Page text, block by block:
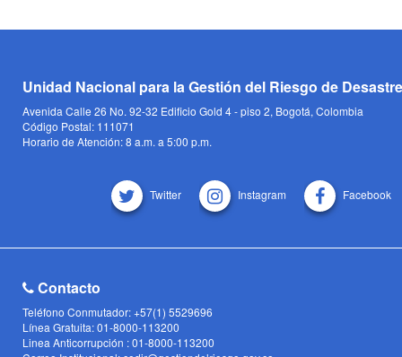
Unidad Nacional para la Gestión del Riesgo de
Avenida Calle 26 No. 92-32 Edificio Gold 4 - piso 2, Bogotá, Colombia
Código Postal: 111071
Horario de Atención: 8 a.m. a 5:00 p.m.
Twitter Instagram Facebook
Contacto
Teléfono Conmutador: +57(1) 5529696
Línea Gratuita: 01-8000-113200
Linea Anticorrupción : 01-8000-113200